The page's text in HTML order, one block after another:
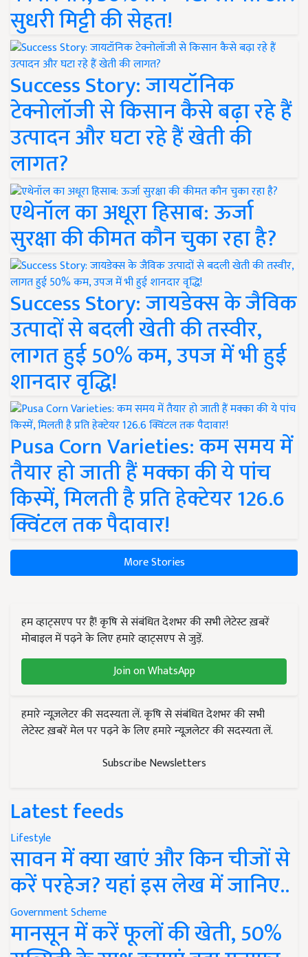
सुधरी मिट्टी की सेहत!
Success Story: जायटॉनिक
टेक्नोलॉजी से किसान कैसे बढ़ा रहे हैं
उत्पादन और घटा रहे हैं खेती की
लागत?
एथेनॉल का अधूरा हिसाब: ऊर्जा
सुरक्षा की कीमत कौन चुका रहा है?
Success Story: जायडेक्स के जैविक
उत्पादों से बदली खेती की तस्वीर,
लागत हुई 50% कम, उपज में भी हुई
शानदार वृद्धि!
Pusa Corn Varieties: कम समय में
तैयार हो जाती हैं मक्का की ये पांच
किस्में, मिलती है प्रति हेक्टेयर 126.6
क्विंटल तक पैदावार!
More Stories
हम व्हाट्सएप पर हैं! कृषि से संबंधित देशभर की सभी लेटेस्ट ख़बरें
मोबाइल में पढ़ने के लिए हमारे व्हाट्सएप से जुड़ें.
Join on WhatsApp
हमारे न्यूज़लेटर की सदस्यता लें. कृषि से संबंधित देशभर की सभी
लेटेस्ट ख़बरें मेल पर पढ़ने के लिए हमारे न्यूज़लेटर की सदस्यता लें.
Subscribe Newsletters
Latest feeds
Lifestyle
सावन में क्या खाएं और किन चीजों से
करें परहेज? यहां इस लेख में जानिए..
Government Scheme
मानसून में करें फूलों की खेती, 50%